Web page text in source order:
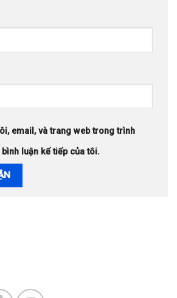
email, và trang web trong trình
luận kế tiếp của tôi.